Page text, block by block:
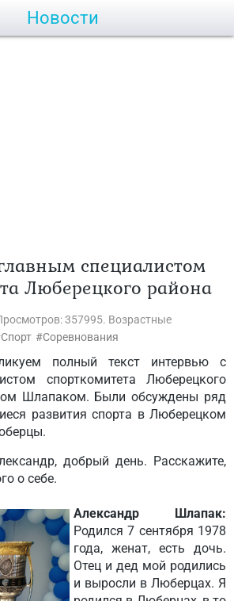
Новости
специалистом
Люберецкого района
357995. Возрастные
Спорт Соревнования
полный текст интервью с
спорткомитета Люберецкого
Шлапаком. Были обсуждены ряд
развития спорта в Люберецком
добрый день. Расскажите,
о себе.
Александр Шлапак:
Родился 7 сентября 1978
года, женат, есть дочь.
Отец и дед мой родились
и выросли в Люберцах. Я